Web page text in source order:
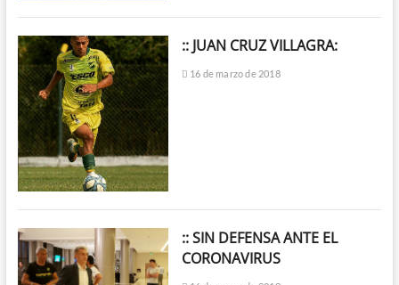
:: JUAN CRUZ VILLAGRA:
16 de marzo de 2018
:: SIN DEFENSA ANTE EL
CORONAVIRUS